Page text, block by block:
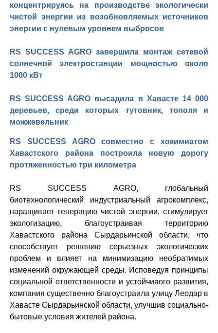
концентрируясь на производстве экологически
чистой энергии из возобновляемых источников
энергии с нулевым уровнем выбросов
RS SUCCESS AGRO завершила монтаж сетевой
солнечной электростанции мощностью около
1000 кВт
RS SUCCESS AGRO высадила в Хавасте 14 000
деревьев, среди которых тутовник, тополя и
можжевельник
RS SUCCESS AGRO
совместно с хокимиатом
Хавастского района построила новую дорогу
протяженностью три километра
RS SUCCESS AGRO, глобальный
биотехнологический индустриальный агрокомплекс,
наращивает генерацию чистой энергии, стимулирует
экологизацию, благоустраивая территорию
Хавастского района Сырдарьинской области, что
способствует решению серьезных экологических
проблем и влияет на минимизацию необратимых
изменений окружающей среды. Исповедуя принципы
социальной ответственности и устойчивого развития,
компаниясущественно благоустраила улицу Леодар в
Хавасте Сырдарьинской области, улучшив социально-
бытовые условия жителей района.